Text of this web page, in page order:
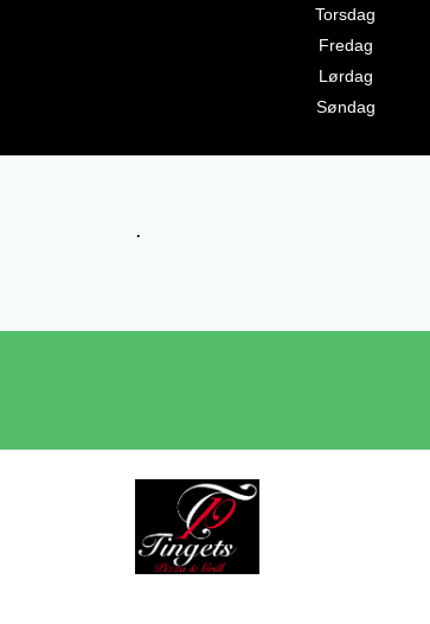
Torsdag
Fredag
Lørdag
Søndag
.